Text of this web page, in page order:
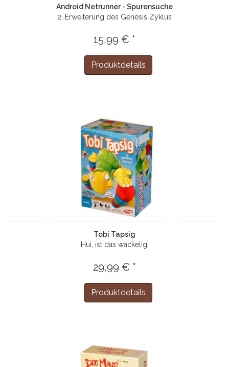
Android Netrunner - Spurensuche
2. Erweiterung des Genesis Zyklus
15,99 € *
Produktdetails
Tobi Tapsig
Hui, ist das wackelig!
29,99 € *
Produktdetails